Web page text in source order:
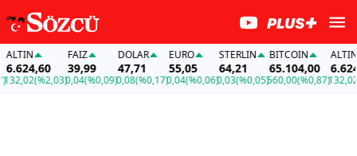
(%2,03)
FAİZ
39,99
0,04(%0,09)
DOLAR
47,71
0,08(%0,17)
EURO
55,05
0,04(%0,06)
STERLIN
64,21
0,03(%0,05)
BITCOIN
65.104,00
560,00(%0,87)
ALTIN
132,02